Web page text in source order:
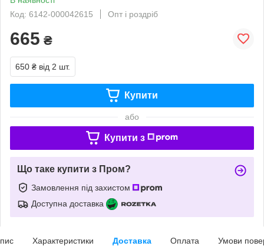
Код: 6142-000042615
Опт і роздріб
665 ₴
650 ₴ від 2 шт.
Купити
або
Купити з
Що таке купити з Пром?
Замовлення під захистом
Доступна доставка
Характеристики Доставка Оплата Умови